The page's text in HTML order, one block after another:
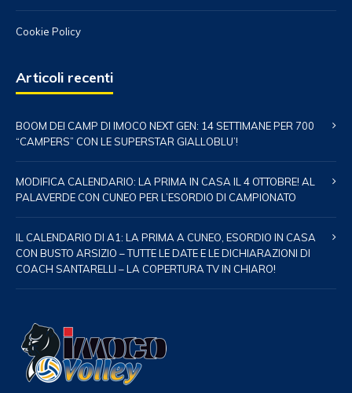
Cookie Policy
Articoli recenti
BOOM DEI CAMP DI IMOCO NEXT GEN: 14 SETTIMANE PER 700
“CAMPERS” CON LE SUPERSTAR GIALLOBLU’!
MODIFICA CALENDARIO: LA PRIMA IN CASA IL 4 OTTOBRE! AL
PALAVERDE CON CUNEO PER L’ESORDIO DI CAMPIONATO
IL CALENDARIO DI A1: LA PRIMA A CUNEO, ESORDIO IN CASA
CON BUSTO ARSIZIO – TUTTE LE DATE E LE DICHIARAZIONI DI
COACH SANTARELLI – LA COPERTURA TV IN CHIARO!